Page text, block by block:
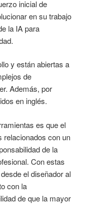
inicial de
en su trabajo
la IA para
y están abiertas a
de
Además, por
en inglés.
es que el
relacionados con un
de la
Con estas
el diseñador al
con la
de que la mayor